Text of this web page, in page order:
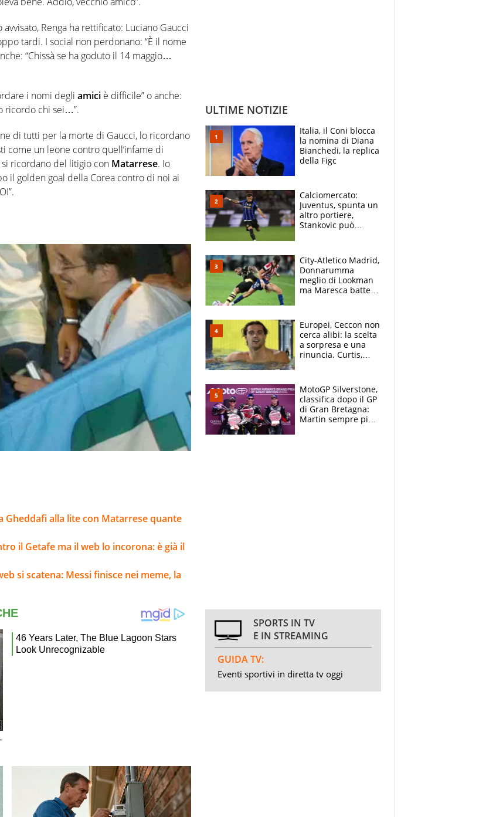
Renga ha rettificato: Luciano Gaucci
tardi. I social non perdonano: “È il nome
“Chissà se ha goduto il 14 maggio…
i nomi degli amici è difficile” o anche:
ricordo chi sei…”.
di tutti per la morte di Gaucci, lo ricordano
come un leone contro quell’infame di
si ricordano del litigio con Matarrese. Io
il golden goal della Corea contro di noi ai
Gheddafi alla lite con Matarrese quante
il Getafe ma il web lo incorona: è già il
si scatena: Messi finisce nei meme, la
ULTIME NOTIZIE
Italia, il Coni blocca
la nomina di Diana
Bianchedi, la replica
della Figc
Calciomercato:
Juventus, spunta un
altro portiere,
Stankovic può
Mls
City-Atletico Madrid,
Donnarumma
meglio di Lookman
ma Maresca batte
Europei, Ceccon non
cerca alibi: la scelta
a sorpresa e una
rinuncia. Curtis,
c’è”
MotoGP Silverstone,
classifica dopo il GP
di Gran Bretagna:
Martin sempre più
SPORTS IN TV
E IN STREAMING
GUIDA TV:
Eventi sportivi in diretta tv oggi